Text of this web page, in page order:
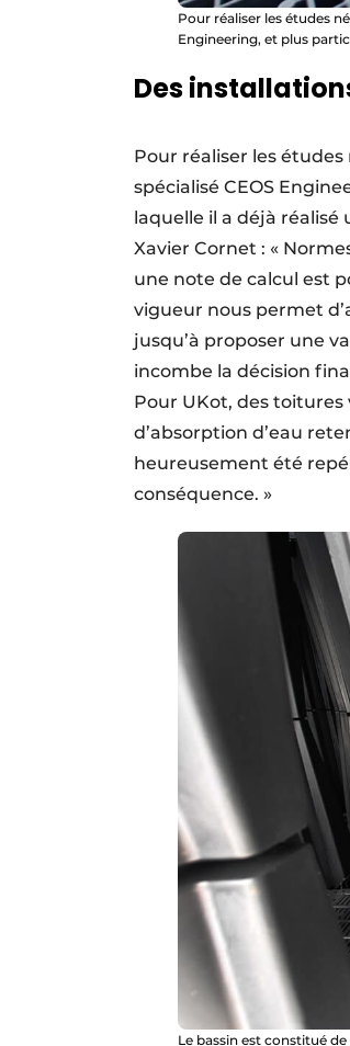
Pour réaliser les études
Engineering, et plus
Des
Pour réaliser les
spécialisé CEOS
laquelle il a déjà
Xavier Cornet : «
une note de calcul est
vigueur nous permet
jusqu’à proposer une
incombe la décision
Pour UKot, des
d’absorption d’eau
heureusement été
conséquence. »
Le bassin est constitué